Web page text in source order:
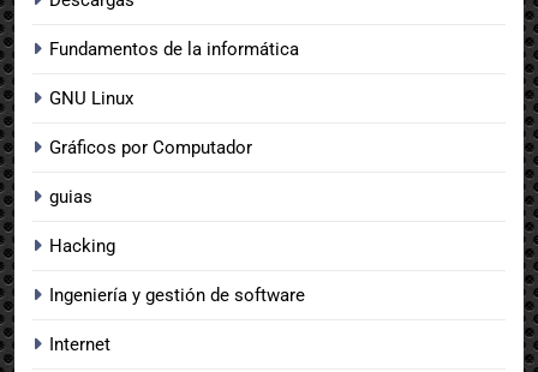
Fundamentos de la informática
GNU Linux
Gráficos por Computador
guias
Hacking
Ingeniería y gestión de software
Internet